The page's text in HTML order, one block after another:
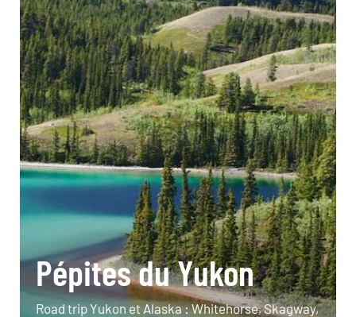
Pépites du Yukon
Road trip Yukon et Alaska : Whitehorse, Skagway,